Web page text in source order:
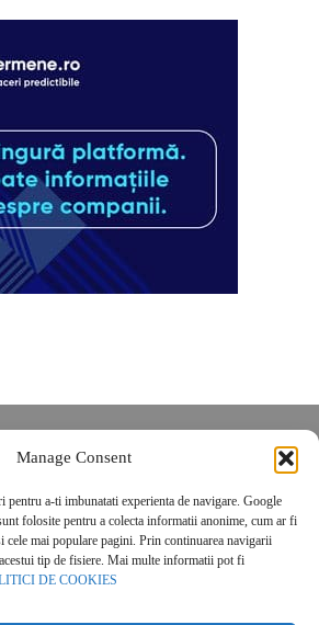
Manage Consent
pentru a-ti imbunatati experienta de navigare. Google
folosite pentru a colecta informatii anonime, cum ar fi
cele mai populare pagini. Prin continuarea navigarii
tip de fisiere. Mai multe informatii pot fi
DE COOKIES
CONFIDENȚIALITATE